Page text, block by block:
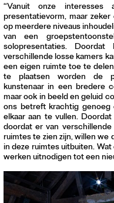
“Vanuit onze
presentatievorm, maar
op meerdere niveaus
van een
solopresentaties.
verschillende losse kamers
een eigen ruimte toe te
te plaatsen worden de
kunstenaar in een bredere
maar ook in beeld en geluid
ons betreft krachtig
elkaar aan te vullen.
doordat er van
ruimtes te zien zijn, willen we
in deze ruimtes uitbuiten.
werken uitnodigen tot een